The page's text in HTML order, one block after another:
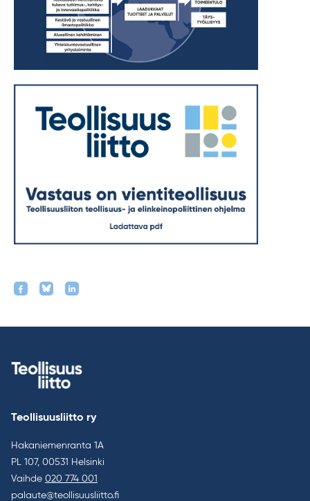
Teollisuusliitto ry
Hakaniemenranta 1A
PL 107, 00531 Helsinki
Vaihde 020 774 001
palaute@teollisuusliitto.fi